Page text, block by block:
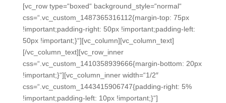
[vc_row type=“boxed“ background_style=“normal“
css=“.vc_custom_1487365316112{margin-top: 75px
!important;padding-right: 50px !important;padding-left:
50px !important;}“][vc_column][vc_column_text]
[/vc_column_text][vc_row_inner
css=“.vc_custom_1410358939666{margin-bottom: 20px
!important;}“][vc_column_inner width=“1/2″
css=“.vc_custom_1443415906747{padding-right: 5%
!important;padding-left: 10px !important;}“]